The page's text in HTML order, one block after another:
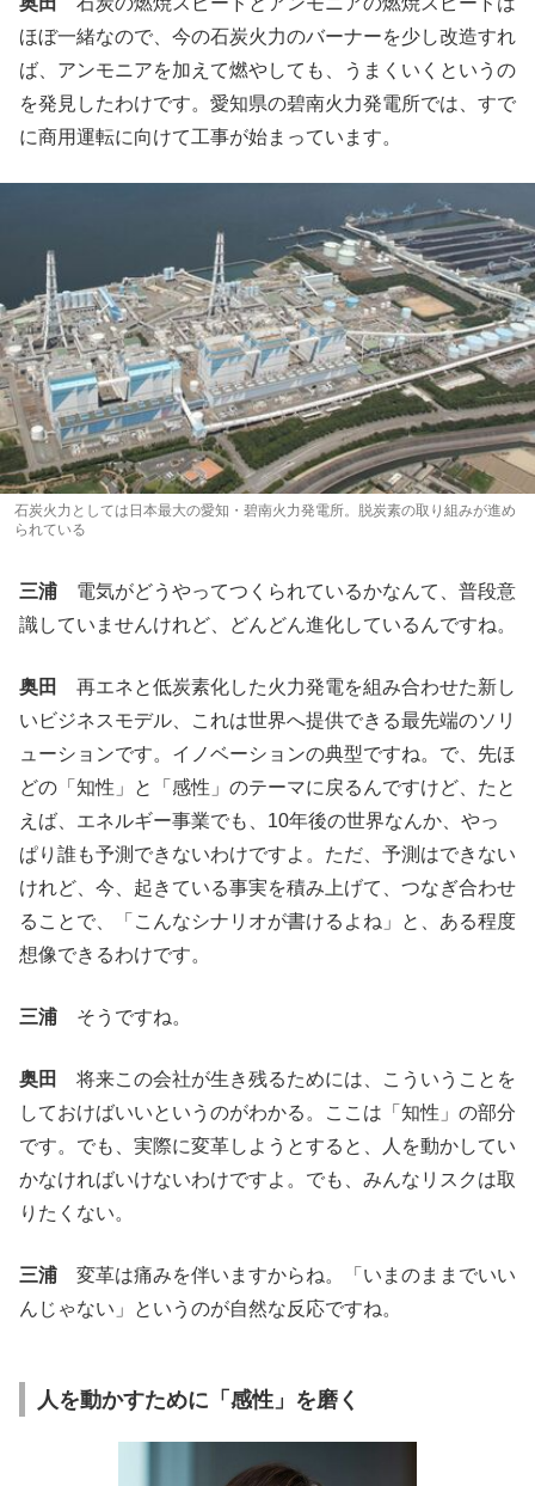
ほぼ一緒なので、今の石炭火力のバーナーを少し改造すれ
ば、アンモニアを加えて燃やしても、うまくいくというの
を発見したわけです。愛知県の碧南火力発電所では、すで
に商用運転に向けて工事が始まっています。
石炭火力としては日本最大の愛知・碧南火力発電所。脱炭素の取り組みが進め
られている
三浦 電気がどうやってつくられているかなんて、普段意
識していませんけれど、どんどん進化しているんですね。
奥田
再エネと低炭素化した火力発電を組み合わせた新し
いビジネスモデル、これは世界へ提供できる最先端のソリ
ューションです。イノベーションの典型ですね。で、先ほ
どの「知性」と「感性」のテーマに戻るんですけど、たと
えば、エネルギー事業でも、10年後の世界なんか、やっ
ぱり誰も予測できないわけですよ。ただ、予測はできない
けれど、今、起きている事実を積み上げて、つなぎ合わせ
ることで、「こんなシナリオが書けるよね」と、ある程度
想像できるわけです。
三浦 そうですね。
奥田
将来この会社が生き残るためには、こういうことを
しておけばいいというのがわかる。ここは「知性」の部分
です。でも、実際に変革しようとすると、人を動かしてい
かなければいけないわけですよ。でも、みんなリスクは取
りたくない。
三浦 変革は痛みを伴いますからね。「いまのままでいい
んじゃない」というのが自然な反応ですね。
人を動かすために「感性」を磨く